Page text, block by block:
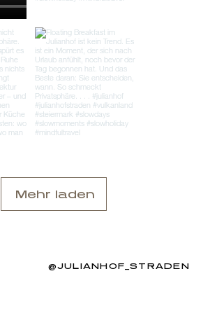
@JULIANHOF_STRADEN
Mehr laden